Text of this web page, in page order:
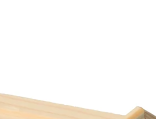
Na jedné straně jsou